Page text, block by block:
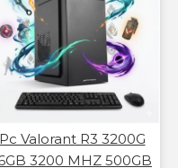
Pc Valorant R3 3200G
3200 MHZ 500GB